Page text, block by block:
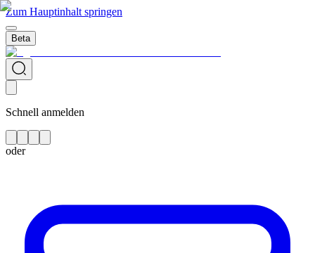
Zum Hauptinhalt springen
Beta
Schnell anmelden
oder